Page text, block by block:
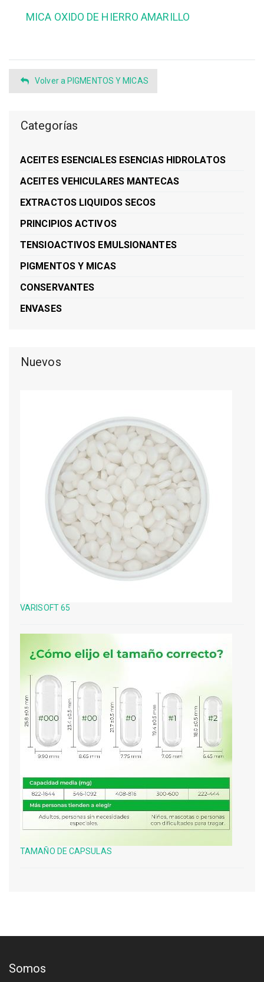
MICA OXIDO DE HIERRO AMARILLO
Volver a PIGMENTOS Y MICAS
Categorías
ACEITES ESENCIALES ESENCIAS HIDROLATOS
ACEITES VEHICULARES MANTECAS
EXTRACTOS LIQUIDOS SECOS
PRINCIPIOS ACTIVOS
TENSIOACTIVOS EMULSIONANTES
PIGMENTOS Y MICAS
CONSERVANTES
ENVASES
Nuevos
VARISOFT 65
TAMAÑO DE CAPSULAS
Somos